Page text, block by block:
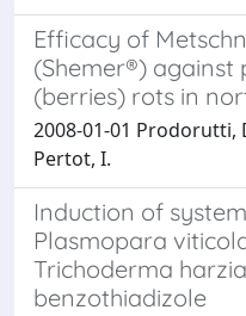
Efficacy of
(Shemer®)
(berries) rots in
2008-01-01 Prodorutti,
Pertot, I.
Induction of
Plasmopara
Trichoderma
benzothiadizole